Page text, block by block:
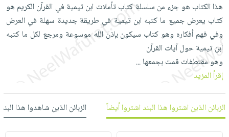
Apple
العناية
بالجسم
العناية
بالأسنان
الحمية
والتغذية
أدوات
الخبز
أدوات
المائدة
الأوعية
أدوات
المطبخ
الهدايا
أقسام
الأكثر
مبيعاً
العودة
للمدارس
اكسسوارات
كتب
شحن
مجاني
بنود
اشتراكات
كلبحث
متقدم
هذا الكتاب هو جزء من سلسلة كتاب تأملات ابن تيمية في القرآن الكريم هو
كتاب يعرض جميع ما كتبه ابن تيمية في طريقة جديدة سهلة في العرض
وفي فهم أفكاره وهو كتاب سيكون بإذن الله موسوعة ومرجع لكل ما كتبه
ابن تيمية حول آيات القرآن
وهو مقتطفات قمت بجمعها...
إقرأ المزيد
الزبائن الذين اشتروا هذا البند اشتروا أيضاً الزبائن الذين شاهدوا هذا